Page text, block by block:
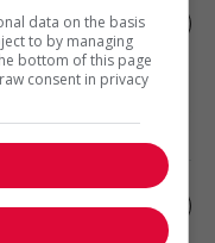
data on the basis
to by managing
bottom of this page
consent in privacy